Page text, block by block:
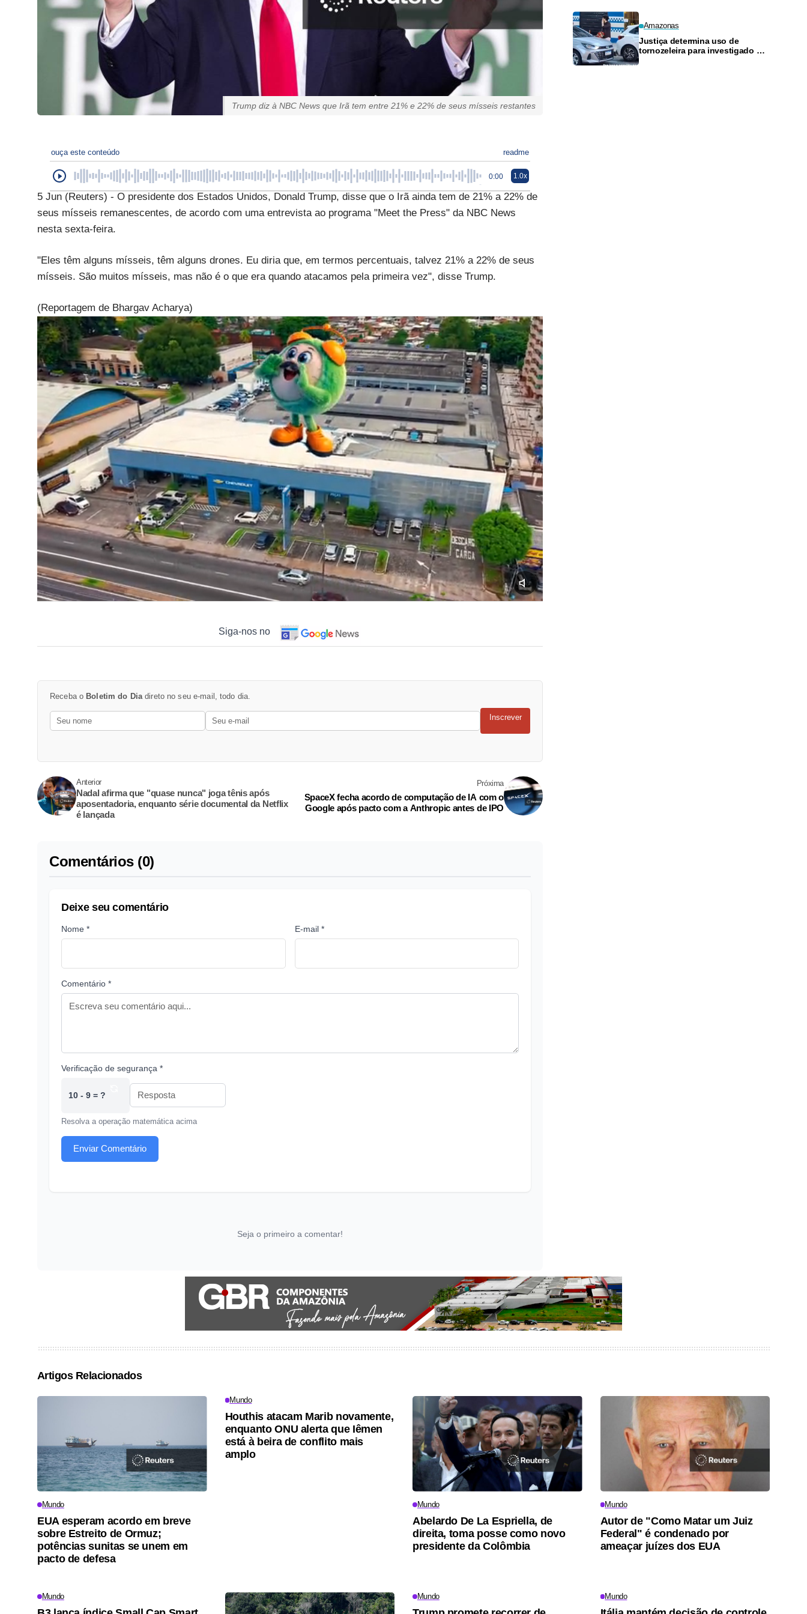
Trump diz à NBC News que Irã tem entre 21% e 22% de seus mísseis restantes
ouça este conteúdo readme
0:00 1.0x
5 Jun (Reuters) - O presidente dos Estados Unidos, Donald Trump, disse que o Irã ainda tem de 21% a 22% de
seus mísseis remanescentes, de acordo com uma entrevista ao programa "Meet the Press" da NBC News
nesta sexta-feira.
"Eles têm alguns mísseis, têm alguns drones. Eu diria que, em termos percentuais, talvez 21% a 22% de seus
mísseis. São muitos mísseis, mas não é o que era quando atacamos pela primeira vez", disse Trump.
(Reportagem de Bhargav Acharya)
Siga-nos no
Receba o Boletim do Diadireto no seu e-mail, todo dia.
Inscrever
Anterior
Nadal afirma que "quase nunca" joga tênis após
aposentadoria, enquanto série documental da Netflix
é lançada
Próxima
SpaceX fecha acordo de computação de IA com o
Google após pacto com a Anthropic antes de IPO
Comentários (0)
Deixe seu comentário
Nome * E-mail *
Comentário *
Verificação de segurança *
10 - 9 = ?
Resolva a operação matemática acima
Enviar Comentário
Seja o primeiro a comentar!
Amazonas
Justiça determina uso de
tornozeleira para investigado por
Artigos Relacionados
Mundo
EUA esperam acordo em breve
sobre Estreito de Ormuz;
potências sunitas se unem em
pacto de defesa
Mundo
Houthis atacam Marib novamente,
enquanto ONU alerta que Iêmen
está à beira de conflito mais
amplo
Mundo
Abelardo De La Espriella, de
direita, toma posse como novo
presidente da Colômbia
Mundo
Autor de "Como Matar um Juiz
Federal" é condenado por
ameaçar juízes dos EUA
Mundo Mundo Mundo